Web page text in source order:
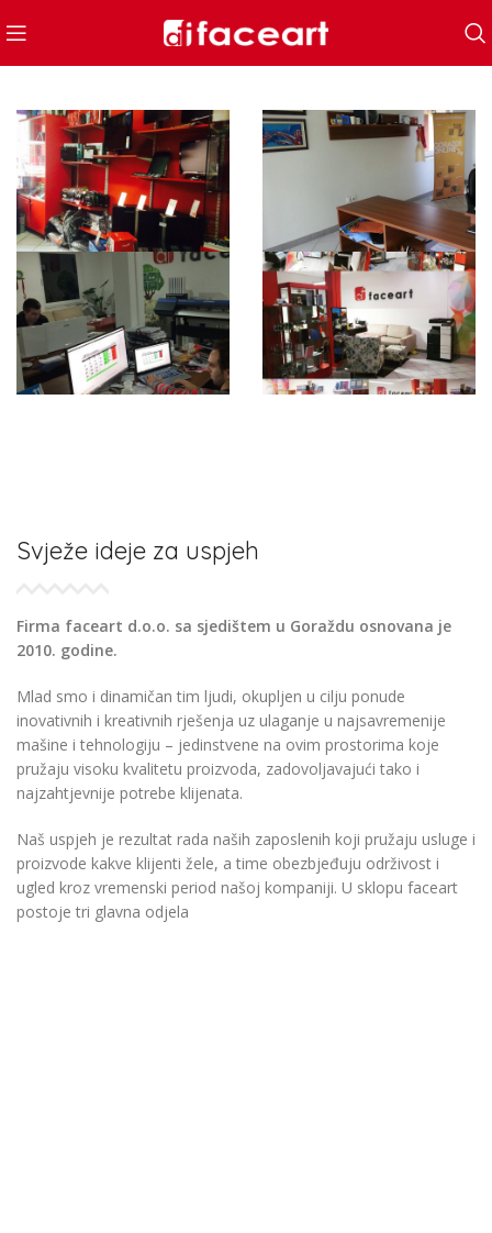
Svježe ideje za uspjeh
Firma faceart d.o.o. sa sjedištem u Goraždu osnovana je
2010. godine.
Mlad smo i dinamičan tim ljudi, okupljen u cilju ponude
inovativnih i kreativnih rješenja uz ulaganje u najsavremenije
mašine i tehnologiju – jedinstvene na ovim prostorima koje
pružaju visoku kvalitetu proizvoda, zadovoljavajući tako i
najzahtjevnije potrebe klijenata.
Naš uspjeh je rezultat rada naših zaposlenih koji pružaju usluge i
proizvode kakve klijenti žele, a time obezbjeđuju održivost i
ugled kroz vremenski period našoj kompaniji. U sklopu faceart
postoje tri glavna odjela